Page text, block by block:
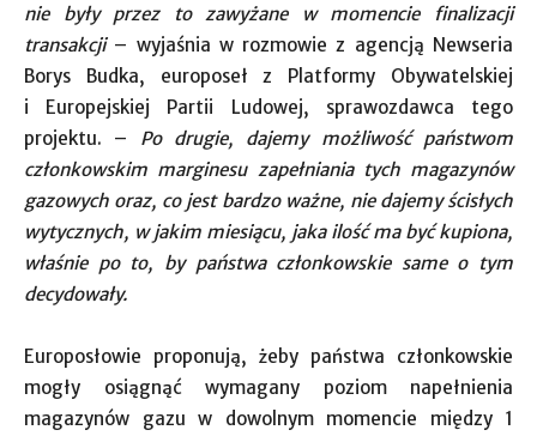
nie były przez to zawyżane w momencie finalizacji
transakcji – wyjaśnia w rozmowie z agencją Newseria
Borys Budka, europoseł z Platformy Obywatelskiej
i Europejskiej Partii Ludowej, sprawozdawca tego
projektu. – Po drugie, dajemy możliwość państwom
członkowskim marginesu zapełniania tych magazynów
gazowych oraz, co jest bardzo ważne, nie dajemy ścisłych
wytycznych, w jakim miesiącu, jaka ilość ma być kupiona,
właśnie po to, by państwa członkowskie same o tym
decydowały.
Europosłowie proponują, żeby państwa członkowskie
mogły osiągnąć wymagany poziom napełnienia
magazynów gazu w dowolnym momencie między 1